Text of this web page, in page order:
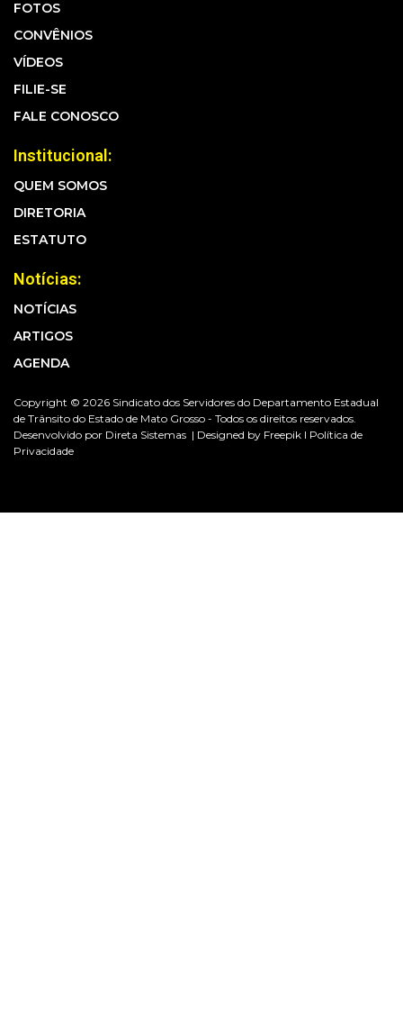
FOTOS
CONVÊNIOS
VÍDEOS
FILIE-SE
FALE CONOSCO
Institucional:
QUEM SOMOS
DIRETORIA
ESTATUTO
Notícias:
NOTÍCIAS
ARTIGOS
AGENDA
Copyright © 2026 Sindicato dos Servidores do Departamento Estadual
de Trânsito do Estado de Mato Grosso - Todos os direitos reservados.
Desenvolvido por Direta Sistemas | Designed by Freepik I Política de
Privacidade